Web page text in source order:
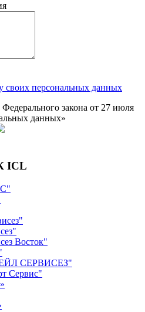
своих персональных данных
Федерального закона от 27 июля
данных»
ICL
Восток"
СЕРВИСЕЗ"
Сервис"